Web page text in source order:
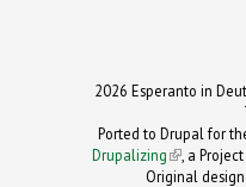
2026 Esperanto in
Ported to Drupal for
Drupalizing(link is
, a
Original